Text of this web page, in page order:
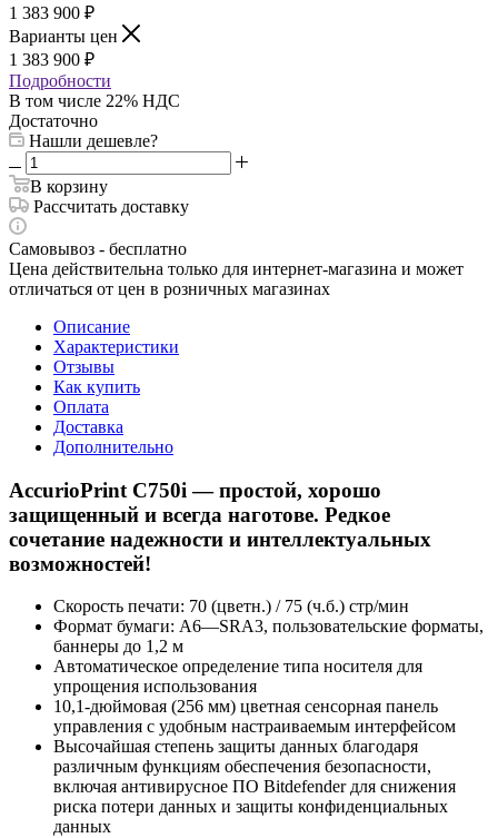
1 383 900 ₽
Варианты цен
1 383 900 ₽
Подробности
В том числе 22% НДС
Достаточно
Нашли дешевле?
В корзину
Рассчитать доставку
Самовывоз - бесплатно
Цена действительна только для интернет-магазина и может
отличаться от цен в розничных магазинах
Описание
Характеристики
Отзывы
Как купить
Оплата
Доставка
Дополнительно
AccurioPrint C750i — простой, хорошо
защищенный и всегда наготове. Редкое
сочетание надежности и интеллектуальных
возможностей!
Скорость печати: 70 (цветн.) / 75 (ч.б.) стр/мин
Формат бумаги: A6—SRA3, пользовательские форматы,
баннеры до 1,2 м
Автоматическое определение типа носителя для
упрощения использования
10,1-дюймовая (256 мм) цветная сенсорная панель
управления с удобным настраиваемым интерфейсом
Высочайшая степень защиты данных благодаря
различным функциям обеспечения безопасности,
включая антивирусное ПО Bitdefender для снижения
риска потери данных и защиты конфиденциальных
данных